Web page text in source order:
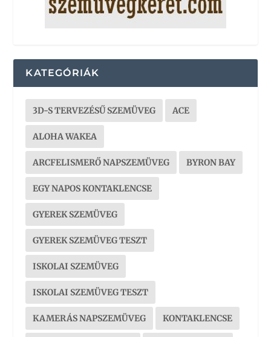
KATEGÓRIÁK
3D-S TERVEZÉSŰ SZEMÜVEG ACE
ALOHA WAKEA
ARCFELISMERŐ NAPSZEMÜVEG BYRON BAY
EGY NAPOS KONTAKLENCSE
GYEREK SZEMÜVEG
GYEREK SZEMÜVEG TESZT
ISKOLAI SZEMÜVEG
ISKOLAI SZEMÜVEG TESZT
KAMERÁS NAPSZEMÜVEG KONTAKLENCSE